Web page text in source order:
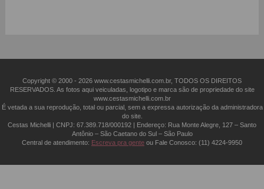
Copyright © 2000 - ­2026 www.cestasmichelli.com.br, TODOS OS DIREITOS
RESERVADOS. As fotos aqui veiculadas, logotipo e marca são de propriedade do site
www.cestasmichelli.com.br
É vetada a sua reprodução, total ou parcial, sem a expressa autorização da administradora
do site.
Cestas Michelli | CNPJ: 67.389.718/0001­92 | Endereço: Rua Monte Alegre, 127 – Santo
Antônio – São Caetano do Sul – São Paulo
Central de atendimento: Escreva pra gente ou Fale Conosco: (11) 4224-9950